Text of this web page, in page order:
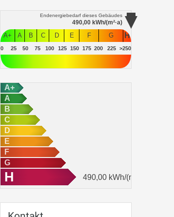
Endenergiebedarf dieses Gebäudes
490,00 kWh/(m²·a)
A+
A B C D E F G H
0 25 50 75 100 125 150 175 200 225 >250
A+
A
B
C
D
E
F
G
H 490,00 kWh/(m²·a)